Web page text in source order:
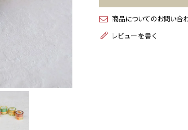
商品についてのお問い合
レビューを書く